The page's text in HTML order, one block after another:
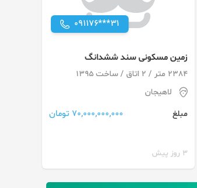
091176***31
زمین مسکونی سند ششدانگ
2384 متر / 2 اتاق / ساخت 1395
لاهیجان
مبلغ
70,000,000,000 تومان
3 روز پیش